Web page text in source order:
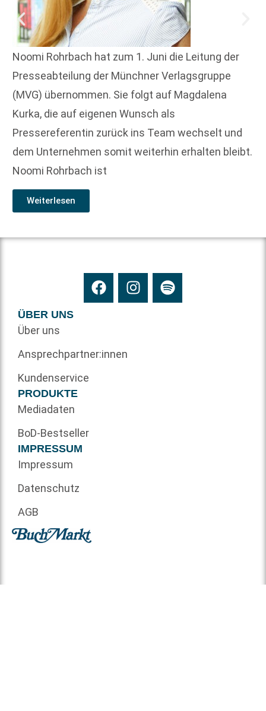
Noomi Rohrbach hat zum 1. Juni die Leitung der
Presseabteilung der Münchner Verlagsgruppe
(MVG) übernommen. Sie folgt auf Magdalena
Kurka, die auf eigenen Wunsch als
Pressereferentin zurück ins Team wechselt und
dem Unternehmen somit weiterhin erhalten bleibt.
Noomi Rohrbach ist
Weiterlesen
ÜBER UNS
Über uns
Ansprechpartner:innen
Kundenservice
PRODUKTE
Mediadaten
BoD-Bestseller
IMPRESSUM
Impressum
Datenschutz
AGB